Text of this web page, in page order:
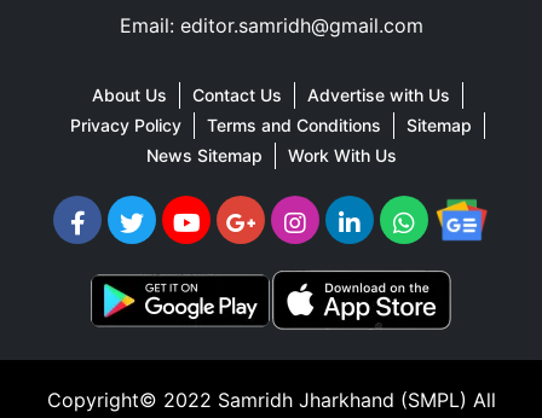
Email: editor.samridh@gmail.com
About Us Contact Us
Advertise with Us
Privacy Policy
Terms and Conditions
Sitemap
News Sitemap
Work With Us
Copyright© 2022 Samridh Jharkhand (SMPL) All